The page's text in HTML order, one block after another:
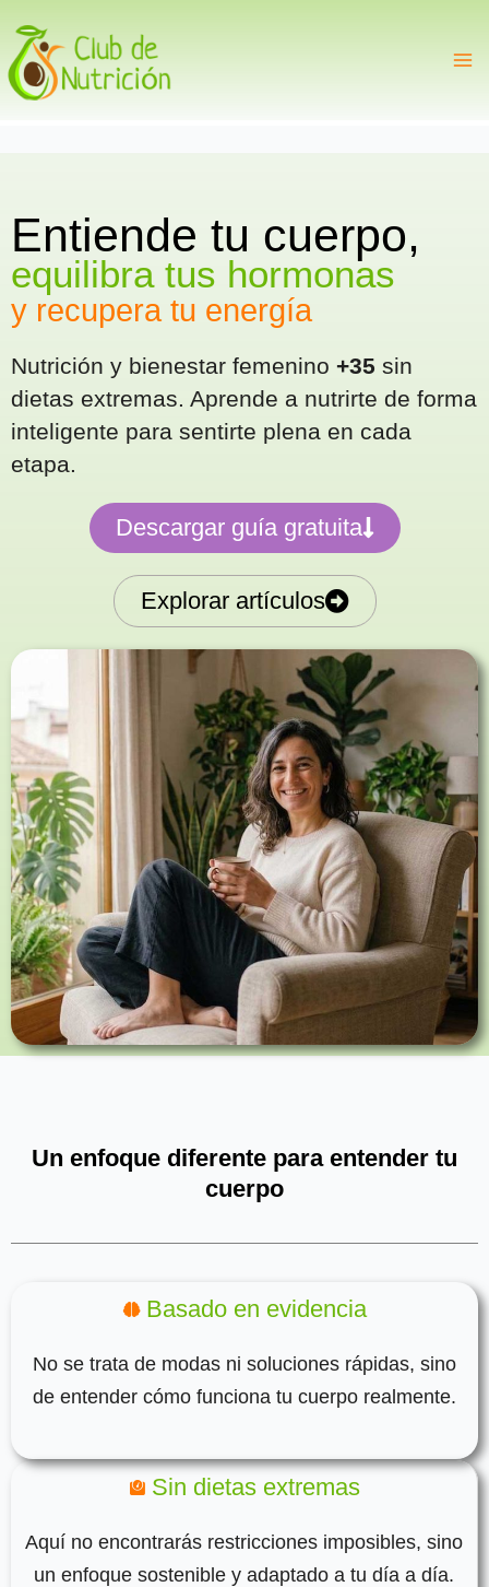
contenido
Entiende tu cuerpo,
equilibra tus hormonas
y recupera tu energía
Nutrición y bienestar femenino +35 sin
dietas extremas. Aprende a nutrirte de forma
inteligente para sentirte plena en cada
etapa.
Descargar guía gratuita
Explorar artículos
Un enfoque diferente para entender tu
cuerpo
Basado en evidencia
No se trata de modas ni soluciones rápidas, sino
de entender cómo funciona tu cuerpo realmente.
Sin dietas extremas
Aquí no encontrarás restricciones imposibles, sino
un enfoque sostenible y adaptado a tu día a día.